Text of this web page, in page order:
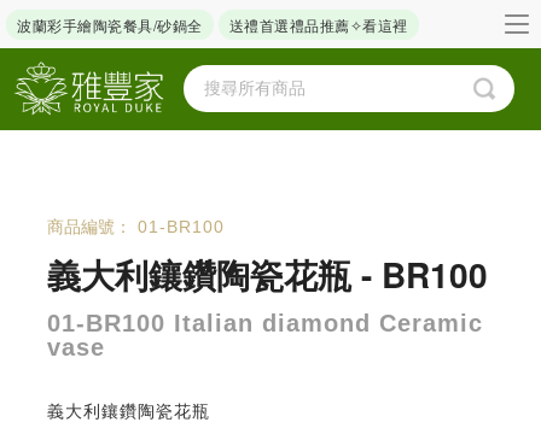
波蘭彩手繪陶瓷餐具/砂鍋全 送禮首選禮品推薦✧看這裡
商品編號： 01-BR100
義大利鑲鑽陶瓷花瓶 - BR100
01-BR100 Italian diamond Ceramic
vase
義大利鑲鑽陶瓷花瓶